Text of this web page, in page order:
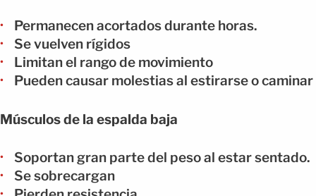
Permanecen acortados durante horas.
Se vuelven rígidos
Limitan el rango de movimiento
Pueden causar molestias al estirarse o caminar
Músculos de la espalda baja
Soportan gran parte del peso al estar sentado.
Se sobrecargan